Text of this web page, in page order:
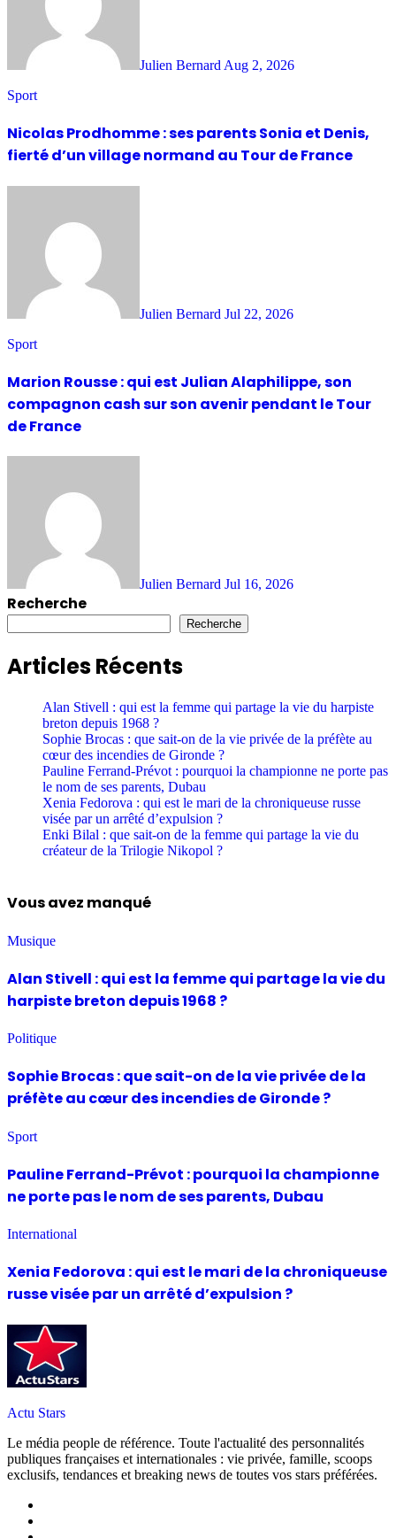
Julien Bernard Aug 2, 2026
Sport
Nicolas Prodhomme : ses parents Sonia et Denis,
fierté d’un village normand au Tour de France
Julien Bernard Jul 22, 2026
Sport
Marion Rousse : qui est Julian Alaphilippe, son
compagnon cash sur son avenir pendant le Tour
de France
Julien Bernard Jul 16, 2026
Recherche
Recherche
Articles Récents
Alan Stivell : qui est la femme qui partage la vie du harpiste
breton depuis 1968 ?
Sophie Brocas : que sait-on de la vie privée de la préfète au
cœur des incendies de Gironde ?
Pauline Ferrand-Prévot : pourquoi la championne ne porte pas
le nom de ses parents, Dubau
Xenia Fedorova : qui est le mari de la chroniqueuse russe
visée par un arrêté d’expulsion ?
Enki Bilal : que sait-on de la femme qui partage la vie du
créateur de la Trilogie Nikopol ?
Vous avez manqué
Musique
Alan Stivell : qui est la femme qui partage la vie du
harpiste breton depuis 1968 ?
Politique
Sophie Brocas : que sait-on de la vie privée de la
préfète au cœur des incendies de Gironde ?
Sport
Pauline Ferrand-Prévot : pourquoi la championne
ne porte pas le nom de ses parents, Dubau
International
Xenia Fedorova : qui est le mari de la chroniqueuse
russe visée par un arrêté d’expulsion ?
Actu Stars
Le média people de référence. Toute l'actualité des personnalités
publiques françaises et internationales : vie privée, famille, scoops
exclusifs, tendances et breaking news de toutes vos stars préférées.